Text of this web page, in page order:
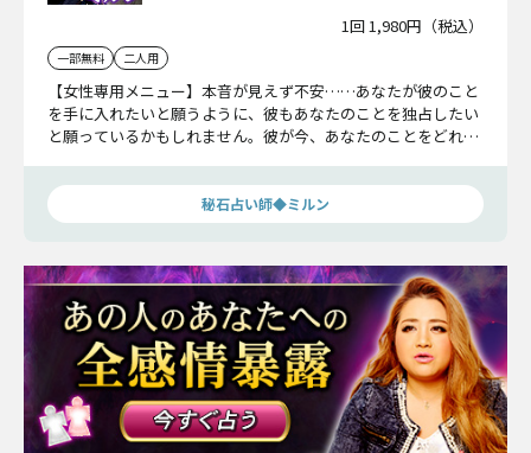
1回 1,980円（税込）
一部無料 二人用
【女性専用メニュー】本音が見えず不安……あなたが彼のこと
を手に入れたいと願うように、彼もあなたのことを独占したい
と願っているかもしれません。彼が今、あなたのことをどれく
尋ねてみましょう。
秘石占い師◆ミルン